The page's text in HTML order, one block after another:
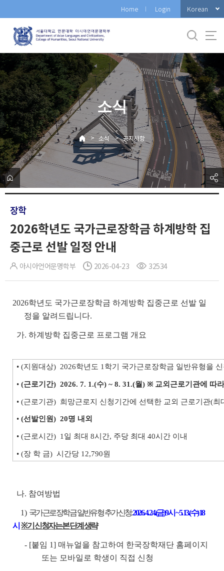
로
메
뉴
Home Login Korean
소식
> 소식 > 공지사항
장학
2026학년도 국가근로장학금 하계방학 집
중근로 선발 일정 안내
아시아언어문명학부 2026-04-23 32534
2026학년도 국가근로장학금 하계방학 집중근로 선발 일
정을 알려드립니다.
가. 하계방학 집중근로 프로그램 개요
• (지원대상) 2026학년도 1학기 국가근로장학금 일반유형을
• (근로기간) 2026. 7. 1.(수) ~ 8. 31.(월) ※ 교외근로기관에 따
• (근로기관) 희망근로지 신청기간에 선택한 교외 근로기관(최
• (선발인원) 20명 내외
• (근로시간) 1일 최대 8시간, 주당 최대 40시간 이내
• (장 학 금) 시간당 12,790원
나. 참여방법
1) 국가근로장학금 일반유형 추가신청:2026. 4. 24.(금) 9시 ~ 5. 13.(수) 18
시 ※ 기 신청자는 본 단계 생략
- [붙임 1] 매뉴얼을 참고하여 한국장학재단 홈페이지
또는 모바일로 학생이 직접 신청